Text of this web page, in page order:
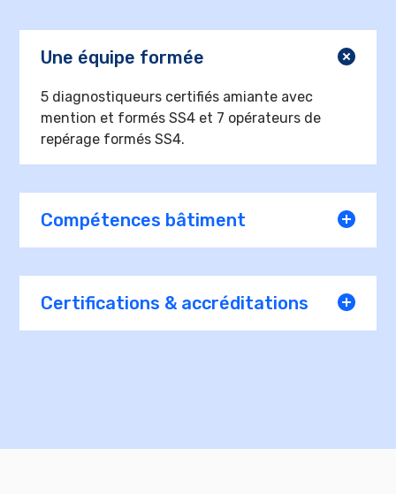
Une équipe formée
5 diagnostiqueurs certifiés amiante avec
mention et formés SS4 et 7 opérateurs de
repérage formés SS4.
Compétences bâtiment
Certifications & accréditations